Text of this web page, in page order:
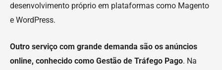
desenvolvimento próprio em plataformas como Magento
e WordPress.
Outro serviço com grande demanda são os anúncios
online, conhecido como Gestão de Tráfego Pago. Na